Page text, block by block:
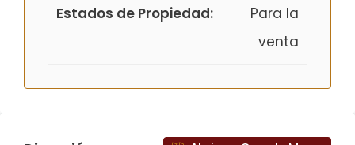
Estados de Propiedad:
Para la
venta